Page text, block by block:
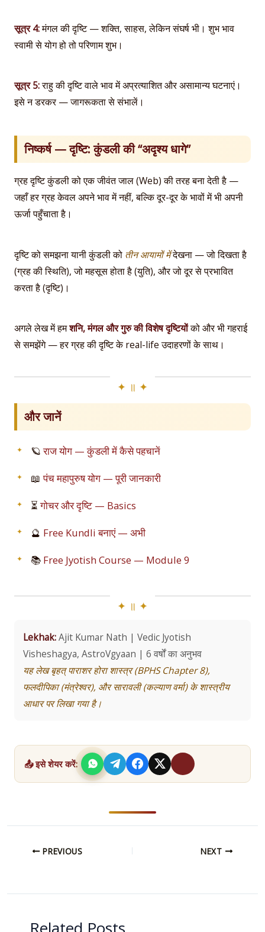
सूत्र 4:मंगल की दृष्टि — शक्ति, साहस, लेकिन संघर्ष भी। शुभ भाव
स्वामी से योग हो तो परिणाम शुभ।
सूत्र 5:राहु की दृष्टि वाले भाव में अप्रत्याशित और असामान्य घटनाएं।
इसे न डरकर — जागरूकता से संभालें।
निष्कर्ष — दृष्टि: कुंडली की “अदृश्य धागे”
ग्रह दृष्टि कुंडली को एक जीवंत जाल (Web) की तरह बना देती है —
जहाँ हर ग्रह केवल अपने भाव में नहीं, बल्कि दूर-दूर के भावों में भी अपनी
ऊर्जा पहुँचाता है।
दृष्टि को समझना यानी कुंडली को तीन आयामों मेंदेखना — जो दिखता है
(ग्रह की स्थिति), जो महसूस होता है (युति), और जो दूर से प्रभावित
करता है (दृष्टि)।
अगले लेख में हमशनि, मंगल और गुरु की विशेष दृष्टियोंको और भी गहराई
से समझेंगे — हर ग्रह की दृष्टि के real-life उदाहरणों के साथ।
और जानें
🪐राज योग — कुंडली में कैसे पहचानें
📖पंच महापुरुष योग — पूरी जानकारी
⏳गोचर और दृष्टि — Basics
🔮 Free Kundli बनाएं — अभी
📚 Free Jyotish Course — Module 9
Lekhak:Ajit Kumar Nath | Vedic Jyotish
Visheshagya, AstroVgyaan | 6 वर्षों का अनुभव
यह लेख बृहत् पाराशर होरा शास्त्र (BPHS Chapter 8),
फलदीपिका (मंत्रेश्वर), और सारावली (कल्याण वर्मा) के शास्त्रीय
आधार पर लिखा गया है।
📤 इसे शेयर करें:
PREVIOUS NEXT